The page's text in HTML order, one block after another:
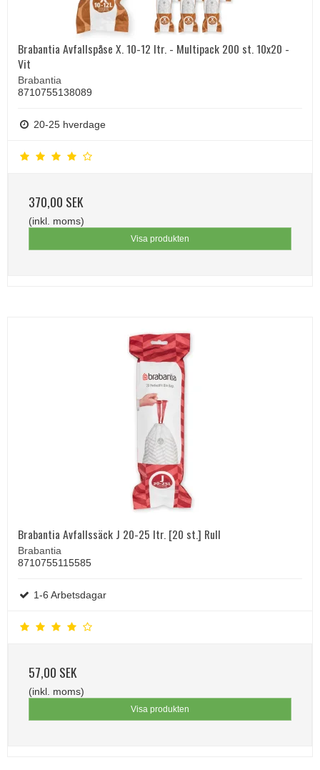
Brabantia Avfallspåse X. 10-12 ltr. - Multipack 200 st. 10x20 -
Vit
Brabantia
8710755138089
20-25 hverdage
370,00 SEK
(inkl. moms)
Visa produkten
Brabantia Avfallssäck J 20-25 ltr. [20 st.] Rull
Brabantia
8710755115585
1-6 Arbetsdagar
57,00 SEK
(inkl. moms)
Visa produkten